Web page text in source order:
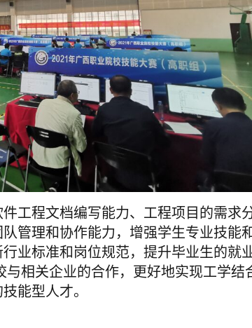
工程文档编写能力、工程项目的需求
管理和协作能力，增强学生专业技能
业标准和岗位规范，提升毕业生的就
相关企业的合作，更好地实现工学结
能型人才。